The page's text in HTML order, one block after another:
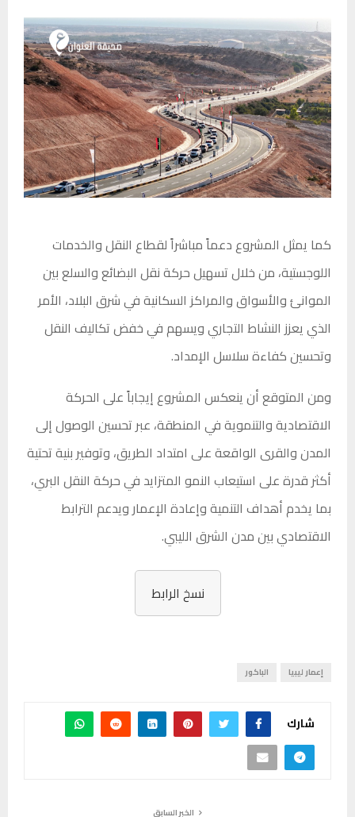
كما يمثل المشروع دعماً مباشراً لقطاع النقل والخدمات
اللوجستية، من خلال تسهيل حركة نقل البضائع والسلع بين
الموانئ والأسواق والمراكز السكانية في شرق البلاد، الأمر
الذي يعزز النشاط التجاري ويسهم في خفض تكاليف النقل
وتحسين كفاءة سلاسل الإمداد.
ومن المتوقع أن ينعكس المشروع إيجاباً على الحركة
الاقتصادية والتنموية في المنطقة، عبر تحسين الوصول إلى
المدن والقرى الواقعة على امتداد الطريق، وتوفير بنية تحتية
أكثر قدرة على استيعاب النمو المتزايد في حركة النقل البري،
بما يخدم أهداف التنمية وإعادة الإعمار ويدعم الترابط
الاقتصادي بين مدن الشرق الليبي.
نسخ الرابط
إعمار ليبيا الباكور
شارك
الخبر السابق